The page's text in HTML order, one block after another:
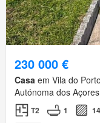
230 000 €
Casa em Vila do
Autónoma dos Açores
T2 1